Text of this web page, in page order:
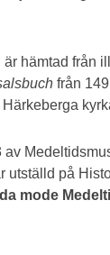
är hämtad från
från
av
utställd på
mode